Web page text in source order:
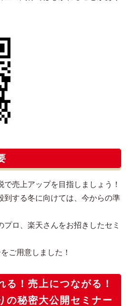
で売上アップを目指しましょう！
到する冬に向けては、今からの準
プロ、楽天さんをお招きしたセミ
ご用意しました！
！売上につながる！
の秘密大公開セミナー